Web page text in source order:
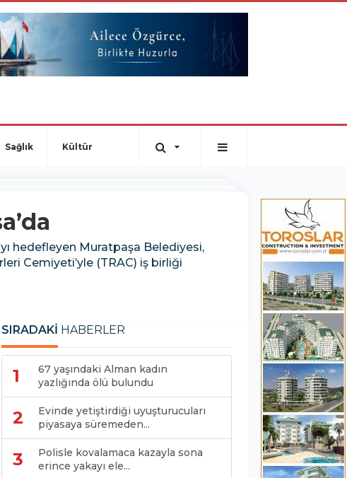
Sağlık Kültür
hedefleyen Muratpaşa Belediyesi,
Cemiyeti’yle (TRAC) iş birliği
SIRADAKİ HABERLER
1
67 yaşındaki Alman kadın
yazlığında ölü bulundu
2
Evinde yetiştirdiği uyuşturucuları
piyasaya süremeden...
3
Polisle kovalamaca kazayla sona
erince yakayı ele...